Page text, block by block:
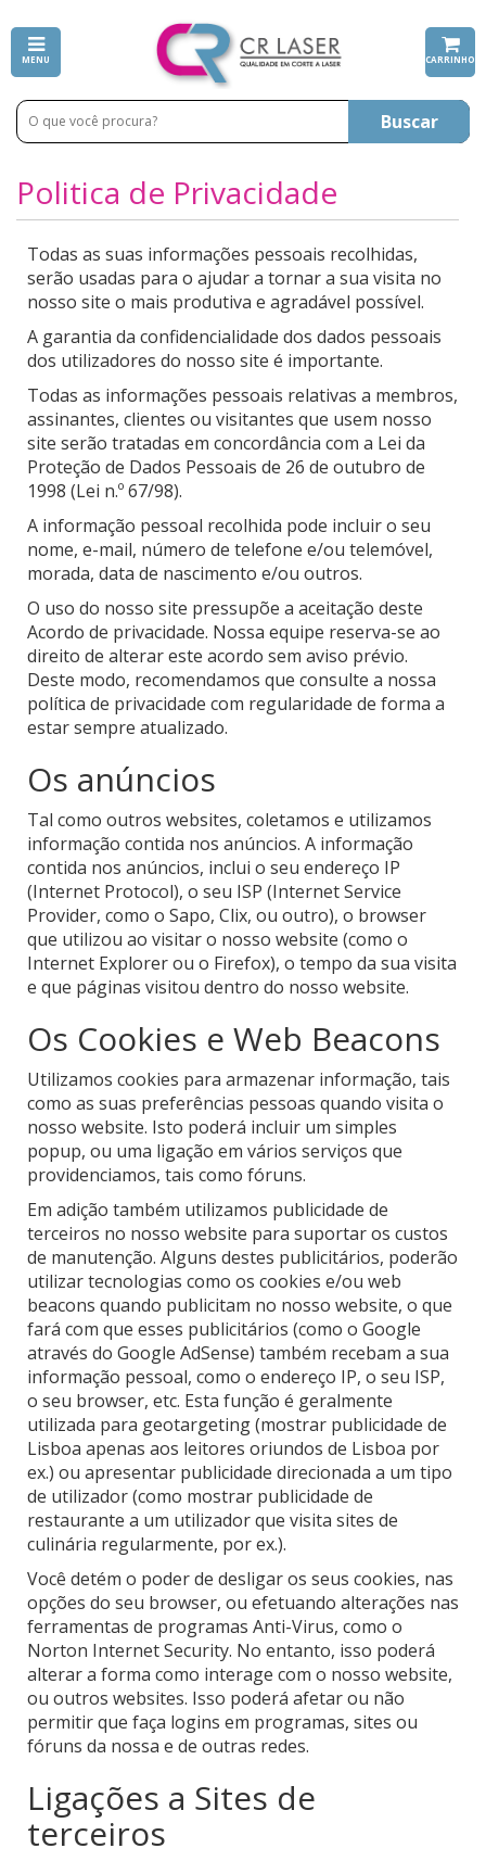
MENU CARRINHO
Buscar
Politica de Privacidade
Todas as suas informações pessoais recolhidas,
serão usadas para o ajudar a tornar a sua visita no
nosso site o mais produtiva e agradável possível.
A garantia da confidencialidade dos dados pessoais
dos utilizadores do nosso site é importante.
Todas as informações pessoais relativas a membros,
assinantes, clientes ou visitantes que usem nosso
site serão tratadas em concordância com a Lei da
Proteção de Dados Pessoais de 26 de outubro de
1998 (Lei n.º 67/98).
A informação pessoal recolhida pode incluir o seu
nome, e-mail, número de telefone e/ou telemóvel,
morada, data de nascimento e/ou outros.
O uso do nosso site pressupõe a aceitação deste
Acordo de privacidade. Nossa equipe reserva-se ao
direito de alterar este acordo sem aviso prévio.
Deste modo, recomendamos que consulte a nossa
política de privacidade com regularidade de forma a
estar sempre atualizado.
Os anúncios
Tal como outros websites, coletamos e utilizamos
informação contida nos anúncios. A informação
contida nos anúncios, inclui o seu endereço IP
(Internet Protocol), o seu ISP (Internet Service
Provider, como o Sapo, Clix, ou outro), o browser
que utilizou ao visitar o nosso website (como o
Internet Explorer ou o Firefox), o tempo da sua visita
e que páginas visitou dentro do nosso website.
Os Cookies e Web Beacons
Utilizamos cookies para armazenar informação, tais
como as suas preferências pessoas quando visita o
nosso website. Isto poderá incluir um simples
popup, ou uma ligação em vários serviços que
providenciamos, tais como fóruns.
Em adição também utilizamos publicidade de
terceiros no nosso website para suportar os custos
de manutenção. Alguns destes publicitários, poderão
utilizar tecnologias como os cookies e/ou web
beacons quando publicitam no nosso website, o que
fará com que esses publicitários (como o Google
através do Google AdSense) também recebam a sua
informação pessoal, como o endereço IP, o seu ISP,
o seu browser, etc. Esta função é geralmente
utilizada para geotargeting (mostrar publicidade de
Lisboa apenas aos leitores oriundos de Lisboa por
ex.) ou apresentar publicidade direcionada a um tipo
de utilizador (como mostrar publicidade de
restaurante a um utilizador que visita sites de
culinária regularmente, por ex.).
Você detém o poder de desligar os seus cookies, nas
opções do seu browser, ou efetuando alterações nas
ferramentas de programas Anti-Virus, como o
Norton Internet Security. No entanto, isso poderá
alterar a forma como interage com o nosso website,
ou outros websites. Isso poderá afetar ou não
permitir que faça logins em programas, sites ou
fóruns da nossa e de outras redes.
Ligações a Sites de
terceiros